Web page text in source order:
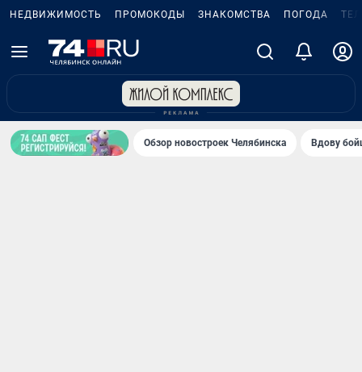
НЕДВИЖИМОСТЬ ПРОМОКОДЫ ЗНАКОМСТВА ПОГОДА
Обзор новостроек Челябинска Вдову